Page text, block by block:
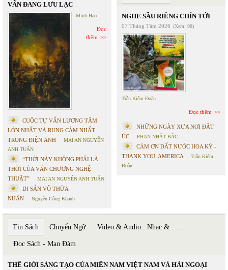
VẪN ĐANG LƯU LẠC
Minh Hạo
Đọc
thêm
CUỘC TỰ VẤN LƯƠNG TÂM
LỚN NHẤT VÀ RUNG CẢM NHẤT
TRONG ĐIỆN ẢNH
MAI AN NGUYỄN
ANH TUẤN
“THỜI NÀY KHÔNG PHẢI LÀ
THỜI CỦA VĂN CHƯƠNG NGHỆ
THUẬT”
MAI AN NGUYỄN ANH TUẤN
DI SẢN VÔ THỪA
NHẬN
Nguyễn Công Khanh
NGHE SẦU RIÊNG CHÍN TỚI
07 Tháng Tám 2026 (Xem: 98)
Trần Kiêm Đoàn
Đọc thêm
NHỮNG NGÀY XƯA NƠI ĐẤT
ÚC
PHAN NHẬT BẮC
CÁM ƠN ĐẤT NƯỚC HOA KỲ -
THANK YOU, AMERICA
Trần Kiêm
Đoàn
Tin Sách Chuyển Ngữ Video & Audio : Nhạc & . . .
Đọc Sách - Mạn Đàm
THẾ GIỚI SÁNG TẠO CỦA MIỀN NAM VIỆT NAM VÀ HẢI NGOẠI